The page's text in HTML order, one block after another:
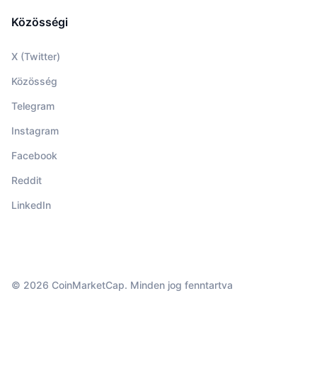
Közösségi
X (Twitter)
Közösség
Telegram
Instagram
Facebook
Reddit
LinkedIn
© 2026 CoinMarketCap. Minden jog fenntartva